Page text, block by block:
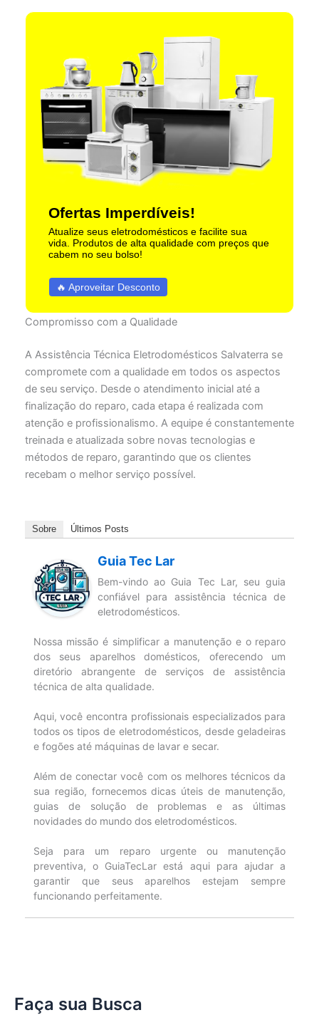
Ofertas Imperdíveis!
Atualize seus eletrodomésticos e facilite sua
vida. Produtos de alta qualidade com preços que
cabem no seu bolso!
🔥 Aproveitar Desconto
Compromisso com a Qualidade
A Assistência Técnica Eletrodomésticos Salvaterra se
compromete com a qualidade em todos os aspectos
de seu serviço. Desde o atendimento inicial até a
finalização do reparo, cada etapa é realizada com
atenção e profissionalismo. A equipe é constantemente
treinada e atualizada sobre novas tecnologias e
métodos de reparo, garantindo que os clientes
recebam o melhor serviço possível.
Sobre Últimos Posts
Guia Tec Lar
Bem-vindo ao Guia Tec Lar, seu guia
confiável para assistência técnica de
eletrodomésticos.
Nossa missão é simplificar a manutenção e o reparo
dos seus aparelhos domésticos, oferecendo um
diretório abrangente de serviços de assistência
técnica de alta qualidade.
Aqui, você encontra profissionais especializados para
todos os tipos de eletrodomésticos, desde geladeiras
e fogões até máquinas de lavar e secar.
Além de conectar você com os melhores técnicos da
sua região, fornecemos dicas úteis de manutenção,
guias de solução de problemas e as últimas
novidades do mundo dos eletrodomésticos.
Seja para um reparo urgente ou manutenção
preventiva, o GuiaTecLar está aqui para ajudar a
garantir que seus aparelhos estejam sempre
funcionando perfeitamente.
Faça sua Busca